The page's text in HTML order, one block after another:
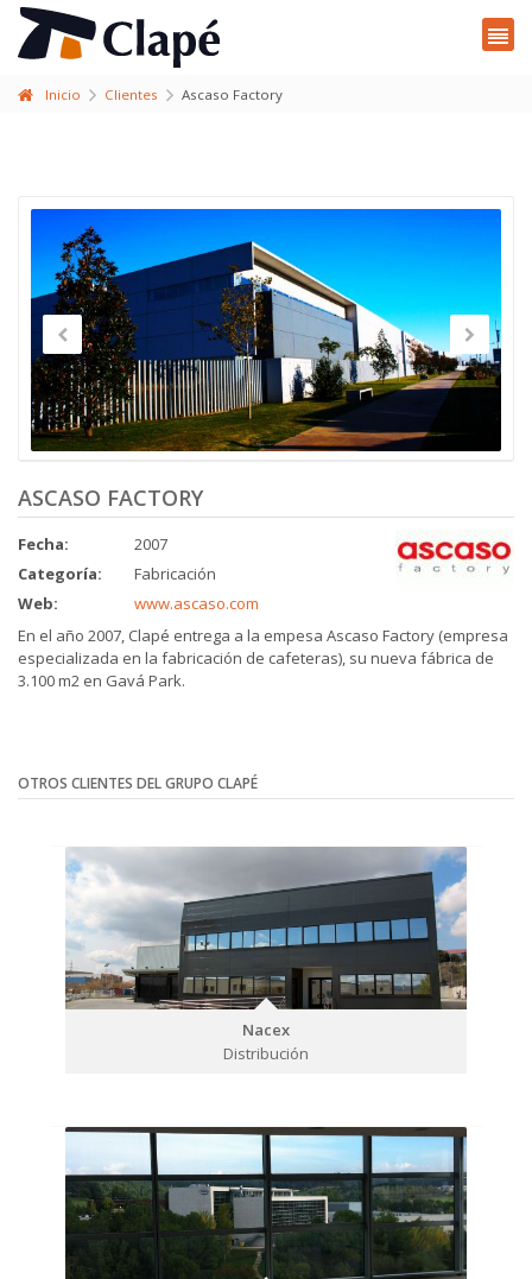
Inicio Clientes Ascaso Factory
ASCASO FACTORY
Fecha:
2007
Categoría:
Fabricación
Web:
www.ascaso.com
En el año 2007, Clapé entrega a la empesa Ascaso Factory (empresa
especializada en la fabricación de cafeteras), su nueva fábrica de
3.100 m2 en Gavá Park.
OTROS CLIENTES DEL GRUPO CLAPÉ
Nacex
Distribución